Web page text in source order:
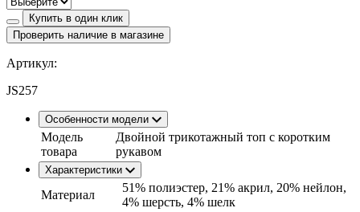
Купить в один клик
Проверить наличие в магазине
Артикул:
JS257
Особенности модели
Модель
товара
Двойной трикотажный топ с коротким
рукавом
Характеристики
Материал
51% полиэстер, 21% акрил, 20% нейлон,
4% шерсть, 4% шелк